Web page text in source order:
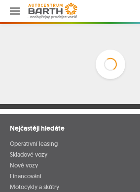
…neobyčejný prodejce vozů!
Nejčastěji hledáte
Operativní leasing
Skladové vozy
Nové vozy
Financování
Motocykly a skútry